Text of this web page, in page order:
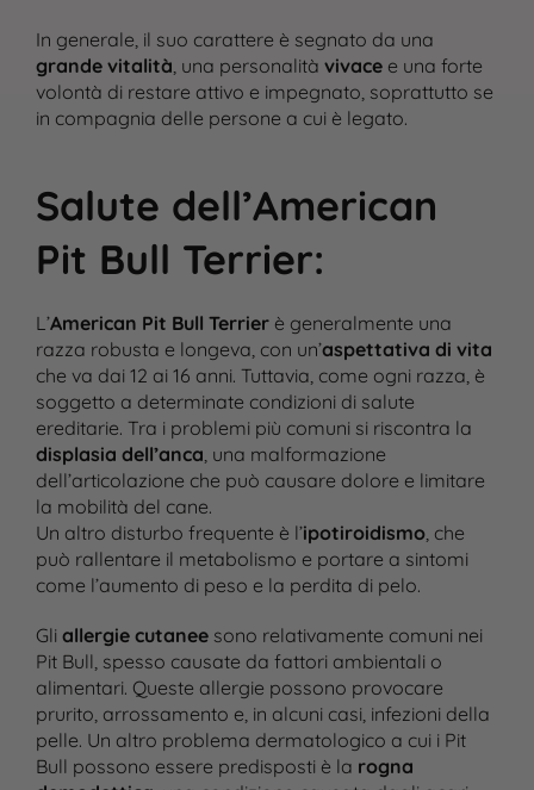
In generale, il suo carattere è segnato da una
grande vitalità, una personalità vivacee una forte
volontà di restare attivo e impegnato, soprattutto se
in compagnia delle persone a cui è legato.
Salute dell’American
Pit Bull Terrier:
L’American Pit Bull Terrierè generalmente una
razza robusta e longeva, con un’aspettativa di vita
che va dai 12 ai 16 anni. Tuttavia, come ogni razza, è
soggetto a determinate condizioni di salute
ereditarie. Tra i problemi più comuni si riscontra la
displasia dell’anca, una malformazione
dell’articolazione che può causare dolore e limitare
la mobilità del cane.
Un altro disturbo frequente è l’ipotiroidismo, che
può rallentare il metabolismo e portare a sintomi
come l’aumento di peso e la perdita di pelo.
Gli allergie cutaneesono relativamente comuni nei
Pit Bull, spesso causate da fattori ambientali o
alimentari. Queste allergie possono provocare
prurito, arrossamento e, in alcuni casi, infezioni della
pelle. Un altro problema dermatologico a cui i Pit
Bull possono essere predisposti è la rogna